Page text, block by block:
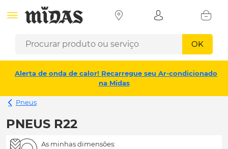
OK
Alerta de onda de calor! Recarregue seu Ar-condicionado
na Midas
Pneus
PNEUS R22
As minhas dimensões: